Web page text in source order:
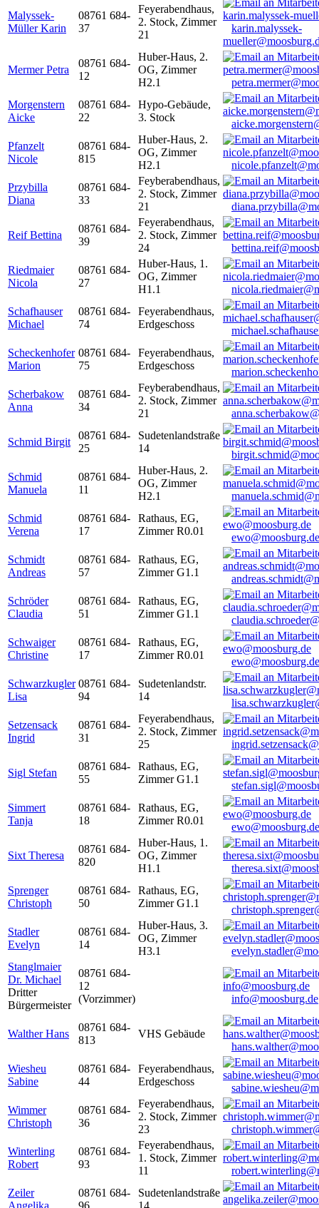
Malyssek-
Müller Karin
08761 684-
37
Feyerabendhaus,
2. Stock, Zimmer
21
karin.malyssek-
Mermer Petra
08761 684-
12
Huber-Haus, 2.
OG, Zimmer
H2.1
Morgenstern
Aicke
08761 684-
22
Hypo-Gebäude,
3. Stock
Pfanzelt
Nicole
08761 684-
815
Huber-Haus, 2.
OG, Zimmer
H2.1
Przybilla
Diana
08761 684-
33
Feyberabendhaus,
2. Stock, Zimmer
21
Reif Bettina
08761 684-
39
Feyerabendhaus,
2. Stock, Zimmer
24
Riedmaier
Nicola
08761 684-
27
Huber-Haus, 1.
OG, Zimmer
H1.1
Schafhauser
Michael
08761 684-
74
Feyerabendhaus,
Erdgeschoss
Scheckenhofer
Marion
08761 684-
75
Feyerabendhaus,
Erdgeschoss
Scherbakow
Anna
08761 684-
34
Feyberabendhaus,
2. Stock, Zimmer
21
Schmid Birgit
08761 684-
25
Sudetenlandstraße
14
Schmid
Manuela
08761 684-
11
Huber-Haus, 2.
OG, Zimmer
H2.1
Schmid
Verena
08761 684-
17
Rathaus, EG,
Zimmer R0.01
ewo@moosburg.de
Schmidt
Andreas
08761 684-
57
Rathaus, EG,
Zimmer G1.1
Schröder
Claudia
08761 684-
51
Rathaus, EG,
Zimmer G1.1
Schwaiger
Christine
08761 684-
17
Rathaus, EG,
Zimmer R0.01
ewo@moosburg.de
Schwarzkugler
Lisa
08761 684-
94
Sudetenlandstr.
14
Setzensack
Ingrid
08761 684-
31
Feyerabendhaus,
2. Stock, Zimmer
25
Sigl Stefan
08761 684-
55
Rathaus, EG,
Zimmer G1.1
Simmert
Tanja
08761 684-
18
Rathaus, EG,
Zimmer R0.01
ewo@moosburg.de
Sixt Theresa
08761 684-
820
Huber-Haus, 1.
OG, Zimmer
H1.1
Sprenger
Christoph
08761 684-
50
Rathaus, EG,
Zimmer G1.1
Stadler
Evelyn
08761 684-
14
Huber-Haus, 3.
OG, Zimmer
H3.1
Stanglmaier
Dr. Michael
Dritter
Bürgermeister
08761 684-
12
(Vorzimmer)
info@moosburg.de
Walther Hans
08761 684-
813
VHS Gebäude
Wiesheu
Sabine
08761 684-
44
Feyerabendhaus,
Erdgeschoss
Wimmer
Christoph
08761 684-
36
Feyerabendhaus,
2. Stock, Zimmer
23
Winterling
Robert
08761 684-
93
Feyerabendhaus,
1. Stock, Zimmer
11
Zeiler
Angelika
08761 684-
96
Sudetenlandstraße
14